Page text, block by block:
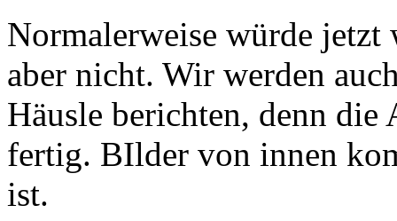
Normalerweise würde
aber nicht. Wir werden
Häusle berichten, denn
fertig. BIlder von innen
ist.